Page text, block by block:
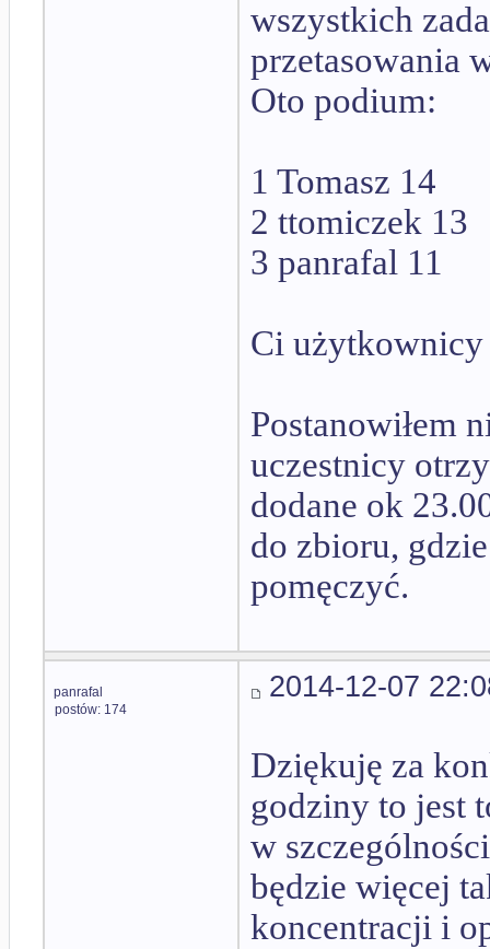
wszystkich
przetasowania
Oto podium:
1 Tomasz 14
2 ttomiczek 13
3 panrafal 11
Ci użytkownicy
Postanowiłem
uczestnicy
dodane ok
do zbioru,
pomęczyć.
panrafal
postów: 174
2014-12-07
Dziękuję za
godziny to jest
w
będzie więcej
koncentracji i